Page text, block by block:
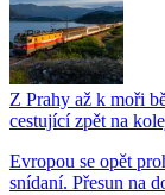
Z Prahy až k moři
cestující zpět na
Evropou se opět
snídaní. Přesun na